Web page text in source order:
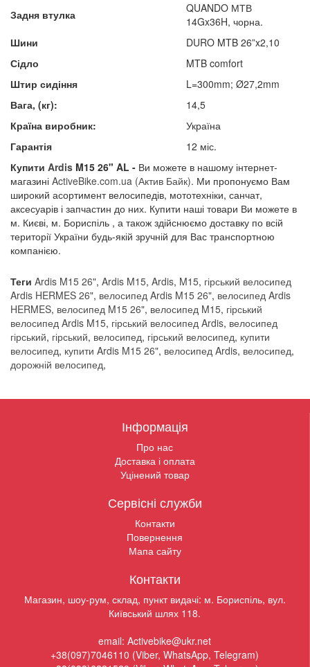
Задня втулка
QUANDO МТВ
14Gx36H, чорна.
Шини
DURO MTB 26”x2,10
Сідло
MTB comfort
Штир сидіння
L=300mm; Ø27,2mm
Вага, (кг):
14,5
Країна виробник:
Україна
Гарантія
12 міс.
Купити Ardis M15 26" AL - Ви можете в нашому інтернет-
магазині ActiveBike.com.ua (Актив Байк). Ми пропонуємо Вам
широкий асортимент велосипедів, мототехніки, санчат,
аксесуарів і запчастин до них. Купити наші товари Ви можете в
м. Києві, м. Бориспіль , а також здійснюємо доставку по всій
території України будь-якій зручній для Вас транспортною
компанією.
Теги Ardis M15 26", Ardis M15, Ardis, M15, гірський велосипед
Ardis HERMES 26", велосипед Ardis M15 26", велосипед Ardis
HERMES, велосипед M15 26", велосипед M15, гірський
велосипед Ardis M15, гірський велосипед Ardis, велосипед
гірський, гірський, велосипед, гірський велосипед, купити
велосипед, купити Ardis M15 26", велосипед Ardis, велосипед,
дорожній велосипед,
Інформація
Про нас
Доставка і оплата
Уцінений товар
Сервісні служби
Контакти
Повернення
Мапа сайту
Контакти
Магазин, шоу-рум, склад, пункт видачі: м. Бориспіль, вул.
Київський шлях 118.
email: Activebike@ukr.net
+38(097)7046110 (Viber, WhatsApp, Telegram)